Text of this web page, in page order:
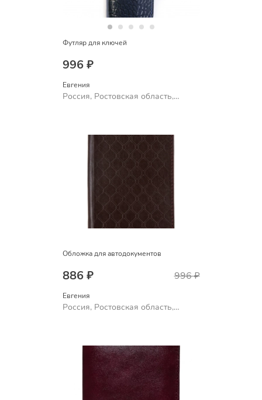
Футляр для ключей
996 ₽
Евгения
Россия, Ростовская область,
Обложка для автодокументов
886 ₽ 996 ₽
Евгения
Россия, Ростовская область,